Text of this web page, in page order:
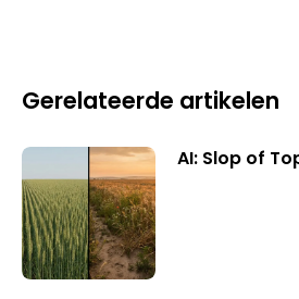
Gerelateerde artikelen
AI: Slop of